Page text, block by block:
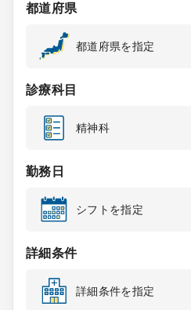
常勤検索
スポット検索
DtoDの転職・
コンサルタント
成功事例
転職ノウハウ
都道府県
都道府県を指定
診療科目
精神科
勤務日
シフトを指定
詳細条件
詳細条件を指定